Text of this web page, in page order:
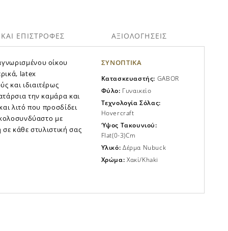
οίκου
latex
και ιδιαιτέρως
την καμάρα και
λιτό που προσδίδει
με
κάθε στυλιστική σας
ΣΥΝΟΠΤΙΚΑ
Κατασκευαστής: GABOR
Φύλο: Γυναικείο
Τεχνολογία Σόλας:
Hovercraft
Ύψος Τακουνιού:
Flat(0-3)cm
Υλικό: Δέρμα Nubuck
Χρώμα: Χακί/khaki
ΕΠΙΣΤΡΟΦΕΣ ΑΞΙΟΛΟΓΗΣΕΙΣ